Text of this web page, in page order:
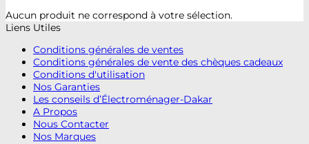
Aucun produit ne correspond à votre sélection.
Liens Utiles
Conditions générales de ventes
Conditions générales de vente des chèques cadeaux
Conditions d'utilisation
Nos Garanties
Les conseils d’Électroménager-Dakar
A Propos
Nous Contacter
Nos Marques